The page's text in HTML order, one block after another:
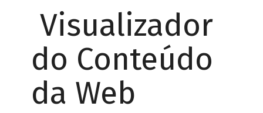
Visualizador
do Conteúdo
da Web